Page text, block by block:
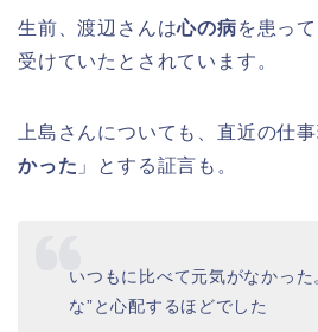
生前、渡辺さんは心の病を患っ
受けていたとされています。
上島さんについても、直近の仕
かった 」とする証言も。
いつもに比べて元気がなかった
な”と心配するほどでした